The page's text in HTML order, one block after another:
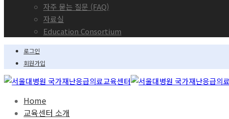
자주 묻는 질문 (FAQ)
자료실
Education Consortium
로그인
회원가입
Home
교육센터 소개